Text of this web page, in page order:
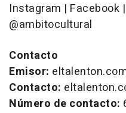
Instagram | Facebook
@ambitocultural
Contacto
Emisor:
Contacto:
Número de contacto: